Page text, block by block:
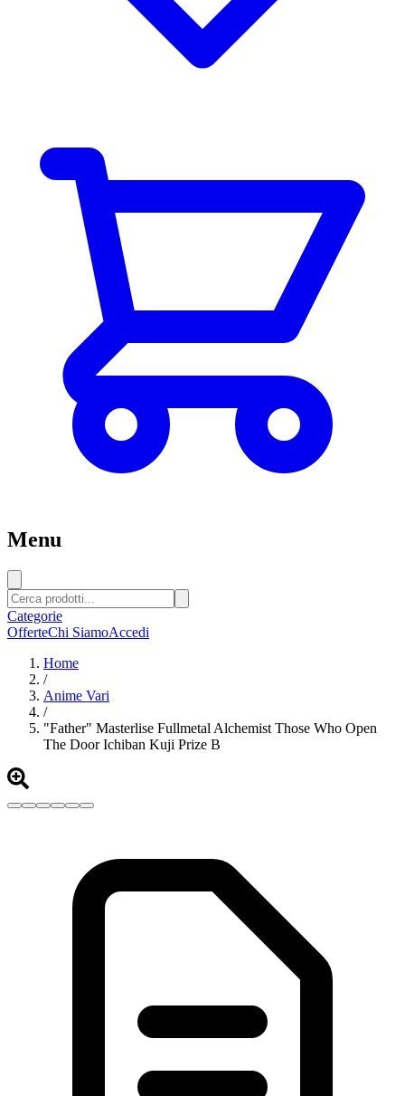
Menu
Categorie
OfferteChi SiamoAccedi
Home
/
Anime Vari
/
"Father" Masterlise Fullmetal Alchemist Those Who Open
The Door Ichiban Kuji Prize B